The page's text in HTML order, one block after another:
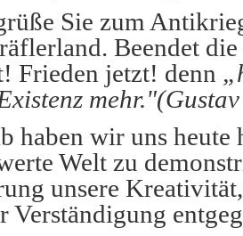
Sie zum
Beendet
Frieden jetzt! denn
haben wir uns
Welt zu
unsere
Verständigung